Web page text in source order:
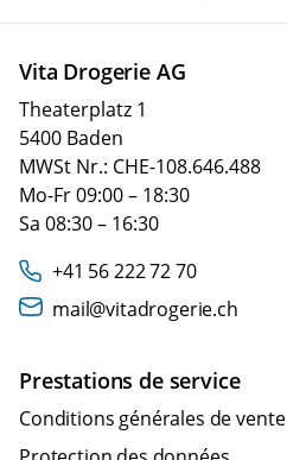
Vita Drogerie AG
Theaterplatz 1
5400 Baden
MWSt Nr.: CHE-108.646.488
Mo-Fr 09:00 – 18:30
Sa 08:30 – 16:30
+41 56 222 72 70
mail@vitadrogerie.ch
Prestations de service
Conditions générales de vente